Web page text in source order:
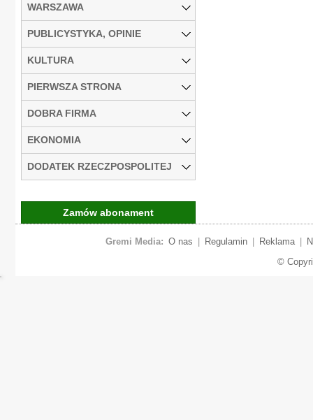
WARSZAWA
PUBLICYSTYKA, OPINIE
KULTURA
PIERWSZA STRONA
DOBRA FIRMA
EKONOMIA
DODATEK RZECZPOSPOLITEJ
Zamów abonament
Gremi Media: O nas Regulamin Reklama
©